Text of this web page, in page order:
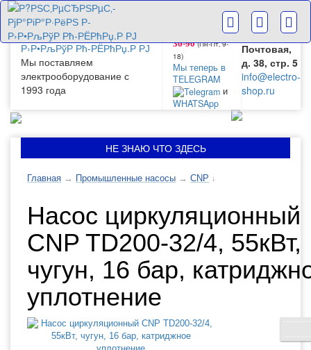
Мы поставляем
электрооборудование с
1993 года
36-90(Пн-Пт‚ 9-
18)
Мы теперь в
TELEGRAM
и
WHATSApp
Большая
Почтовая,
д. 38, стр. 5
info@electro-
shop.ru
НЕ ЗНАЮ ЧТО ЗДЕСЬ
Главная → Промышленные насосы → CNP ↓
Насос циркуляционный
CNP TD200-32/4, 55кВт,
чугун, 16 бар,
уплотнение